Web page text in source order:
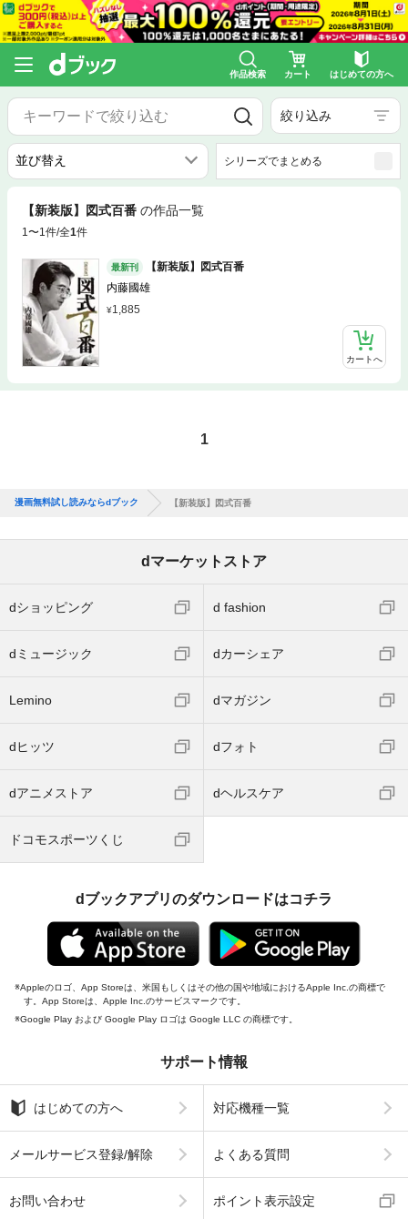
作品検索 カート はじめての方へ
絞り込み
シリーズでまとめる
【新装版】図式百番 の作品一覧
1〜1件/全1件
最新刊
【新装版】図式百番
内藤國雄
1,885
カートへ
1
漫画無料試し読みならdブック 【新装版】図式百番
dマーケットストア
dショッピング d fashion
dミュージック dカーシェア
Lemino dマガジン
dヒッツ dフォト
dアニメストア dヘルスケア
ドコモスポーツくじ
dブックアプリのダウンロードはコチラ
Appleのロゴ、App Storeは、米国もしくはその他の国や地域におけるApple Inc.の商標で
す。App Storeは、Apple Inc.のサービスマークです。
Google Play および Google Play ロゴは Google LLC の商標です。
サポート情報
はじめての方へ 対応機種一覧
メールサービス登録/解除 よくある質問
お問い合わせ ポイント表示設定